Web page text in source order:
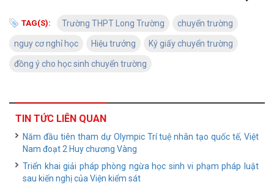
TAG(S): Trường THPT Long Trường chuyển trường
nguy cơ nghỉ học Hiệu trưởng Ký giấy chuyển trường
đồng ý cho học sinh chuyển trường
TIN TỨC LIÊN QUAN
Năm đầu tiên tham dự Olympic Trí tuệ nhân tạo quốc tế, Việt
Nam đoạt 2 Huy chương Vàng
Triển khai giải pháp phòng ngừa học sinh vi phạm pháp luật
sau kiến nghị của Viện kiểm sát